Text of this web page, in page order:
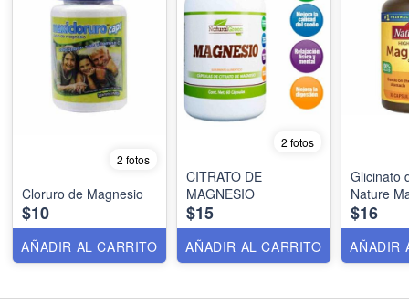
2 fotos
Cloruro de Magnesio
$10
AÑADIR AL CARRITO
2 fotos
CITRATO DE
MAGNESIO
$15
AÑADIR AL CARRITO
Glicinato
Nature
$16
AÑADIR